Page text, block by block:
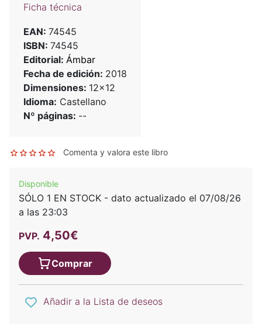
Ficha técnica
EAN: 74545
ISBN: 74545
Editorial: Ámbar
Fecha de edición: 2018
Dimensiones: 12x12
Idioma: Castellano
Nº páginas: --
Comenta y valora este libro
Disponible
SÓLO 1 EN STOCK - dato actualizado el 07/08/26
a las 23:03
PVP. 4,50€
Comprar
Añadir a la Lista de deseos